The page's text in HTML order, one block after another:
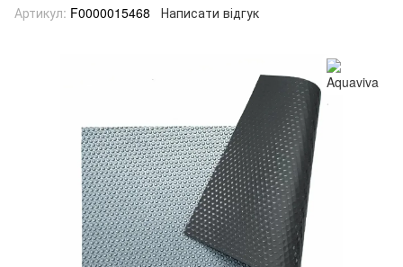
Артикул: F0000015468 Написати відгук